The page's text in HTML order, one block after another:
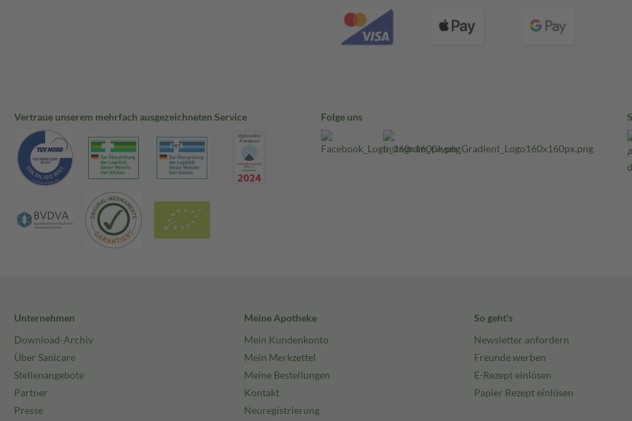
Vertraue unserem mehrfach ausgezeichneten Service Folge uns
Unternehmen
Download-Archiv
Über Sanicare
Stellenangebote
Partner
Presse
Meine Apotheke
Mein Kundenkonto
Mein Merkzettel
Meine Bestellungen
Kontakt
Neuregistrierung
So geht's
Newsletter anfordern
Freunde werben
E-Rezept einlösen
Papier Rezept einlösen